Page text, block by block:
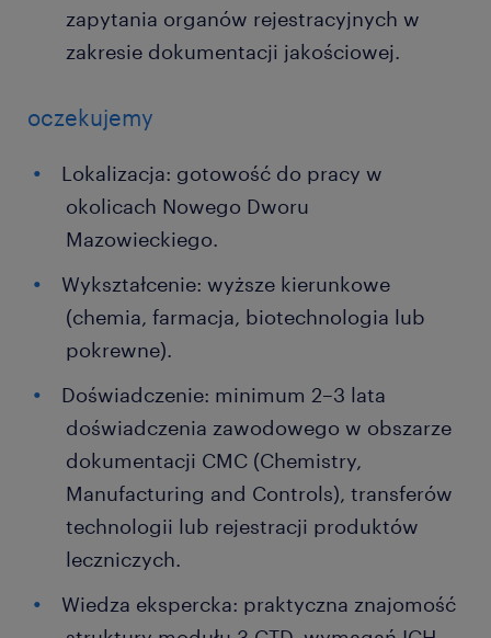
zapytania organów rejestracyjnych w
zakresie dokumentacji jakościowej.
oczekujemy
Lokalizacja: gotowość do pracy w
okolicach Nowego Dworu
Mazowieckiego.
Wykształcenie: wyższe kierunkowe
(chemia, farmacja, biotechnologia lub
pokrewne).
Doświadczenie: minimum 2–3 lata
doświadczenia zawodowego w obszarze
dokumentacji CMC (Chemistry,
Manufacturing and Controls), transferów
technologii lub rejestracji produktów
leczniczych.
Wiedza ekspercka: praktyczna znajomość